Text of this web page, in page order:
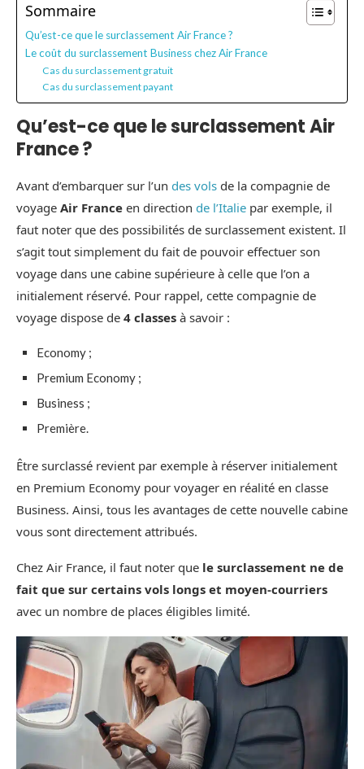
Sommaire
Qu’est-ce que le surclassement Air France ?
Le coût du surclassement Business chez Air France
Cas du surclassement gratuit
Cas du surclassement payant
Qu’est-ce que le surclassement Air
France ?
Avant d’embarquer sur l’un des vols de la compagnie de
voyage Air France en direction de l’Italie par exemple, il
faut noter que des possibilités de surclassement existent. Il
s’agit tout simplement du fait de pouvoir effectuer son
voyage dans une cabine supérieure à celle que l’on a
initialement réservé. Pour rappel, cette compagnie de
voyage dispose de 4 classes à savoir :
Economy ;
Premium Economy ;
Business ;
Première.
Être surclassé revient par exemple à réserver initialement
en Premium Economy pour voyager en réalité en classe
Business. Ainsi, tous les avantages de cette nouvelle cabine
vous sont directement attribués.
Chez Air France, il faut noter que le surclassement ne de
fait que sur certains vols longs et moyen-courriers
avec un nombre de places éligibles limité.